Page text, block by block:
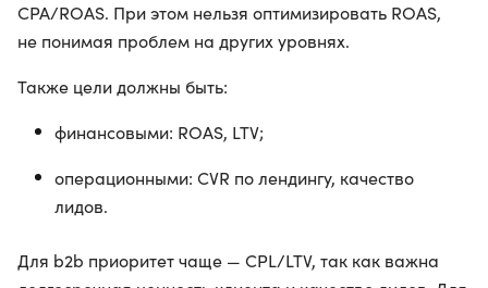
CPA/ROAS. При этом нельзя оптимизировать ROAS,
не понимая проблем на других уровнях.
Также цели должны быть:
финансовыми: ROAS, LTV;
операционными: CVR по лендингу, качество
лидов.
Для b2b приоритет чаще — CPL/LTV, так как важна